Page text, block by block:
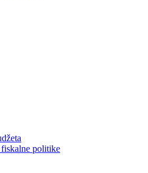
politike